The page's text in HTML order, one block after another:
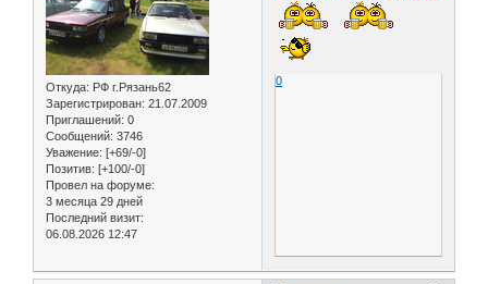
Откуда: РФ г.Рязань62
Зарегистрирован: 21.07.2009
Приглашений: 0
Сообщений: 3746
Уважение: [+69/-0]
Позитив: [+100/-0]
Провел на форуме:
3 месяца 29 дней
Последний визит:
06.08.2026 12:47
0